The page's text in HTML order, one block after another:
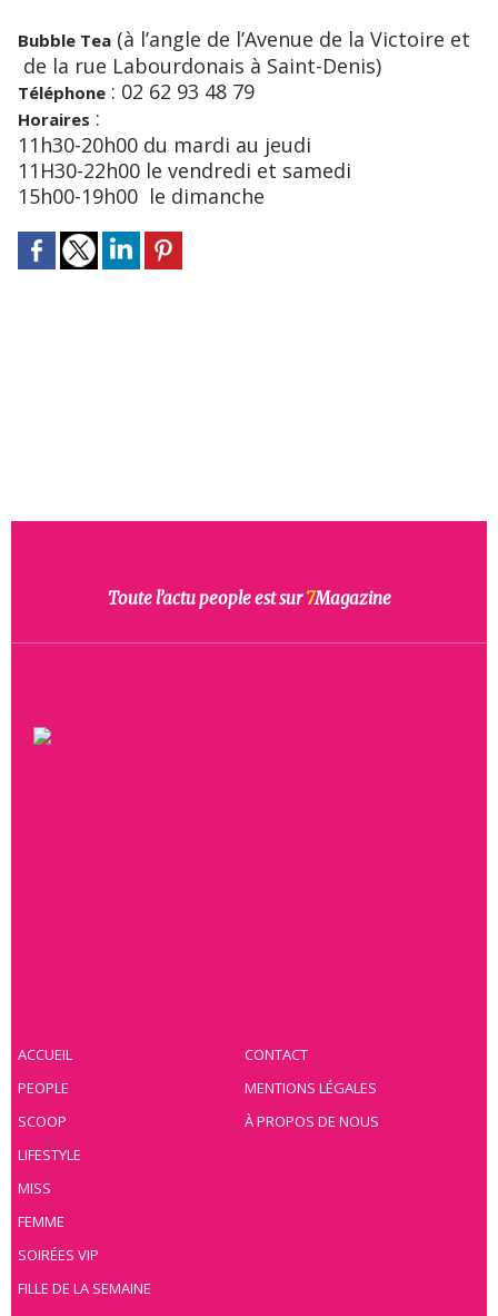
Bubble Tea (à l’angle de l’Avenue de la Victoire et
de la rue Labourdonais à Saint-Denis)
Téléphone : 02 62 93 48 79
Horaires :
11h30-20h00 du mardi au jeudi
11H30-22h00 le vendredi et samedi
15h00-19h00 le dimanche
Toute l’actu people est sur7Magazine
ACCUEIL
PEOPLE
SCOOP
LIFESTYLE
MISS
FEMME
SOIRÉES VIP
FILLE DE LA SEMAINE
CONTACT
MENTIONS LÉGALES
À PROPOS DE NOUS